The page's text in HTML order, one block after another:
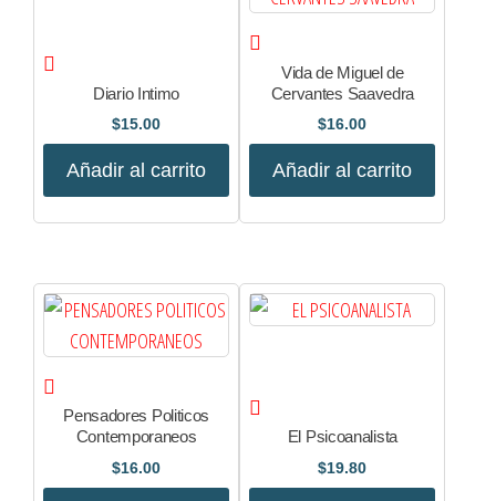
Diario Intimo
$15.00
Añadir al carrito
Vida de Miguel de
Cervantes Saavedra
$16.00
Añadir al carrito
Pensadores Politicos
Contemporaneos
$16.00
El Psicoanalista
$19.80